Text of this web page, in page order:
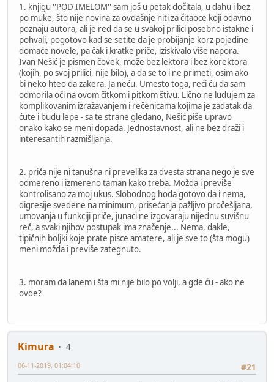
1. knjigu ''POD IMELOM'' sam još u petak dočitala, u dahu i bez
po muke, što nije novina za ovdašnje niti za čitaoce koji odavno
poznaju autora, ali je red da se u svakoj prilici posebno istakne i
pohvali, pogotovo kad se setite da je probijanje korz pojedine
domaće novele, pa čak i kratke priče, iziskivalo više napora.
Ivan Nešić je pismen čovek, može bez lektora i bez korektora
(kojih, po svoj prilici, nije bilo), a da se to i ne primeti, osim ako
bi neko hteo da zakera. Ja neću. Umesto toga, reći ću da sam
odmorila oči na ovom čitkom i pitkom štivu. Lično ne ludujem za
komplikovanim izražavanjem i rečenicama kojima je zadatak da
ćute i budu lepe - sa te strane gledano, Nešić piše upravo
onako kako se meni dopada. Jednostavnost, ali ne bez draži i
interesantih razmišljanja.
2. priča nije ni tanušna ni prevelika za dvesta strana nego je sve
odmereno i izmereno taman kako treba. Možda i previše
kontrolisano za moj ukus. Slobodnog hoda gotovo da i nema,
digresije svedene na minimum, prisećanja pažljivo pročešljana,
umovanja u funkciji priče, junaci ne izgovaraju nijednu suvišnu
reč, a svaki njihov postupak ima značenje... Nema, dakle,
tipičnih boljki koje prate pisce amatere, ali je sve to (šta mogu)
meni možda i previše zategnuto.
3. moram da lanem i šta mi nije bilo po volji, a gde ću - ako ne
ovde?
Kimura
4
#21
06-11-2019, 01:04:10